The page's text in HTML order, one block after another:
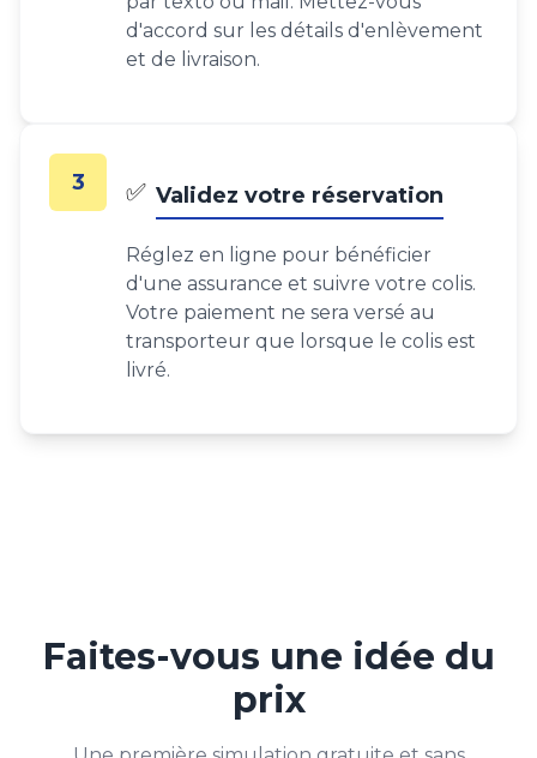
d'accord sur les détails d'enlèvement
et de livraison.
3 ✅ Validez votre réservation
Réglez en ligne pour bénéficier
d'une assurance et suivre votre colis.
Votre paiement ne sera versé au
transporteur que lorsque le colis est
livré.
Faites-vous une idée du
prix